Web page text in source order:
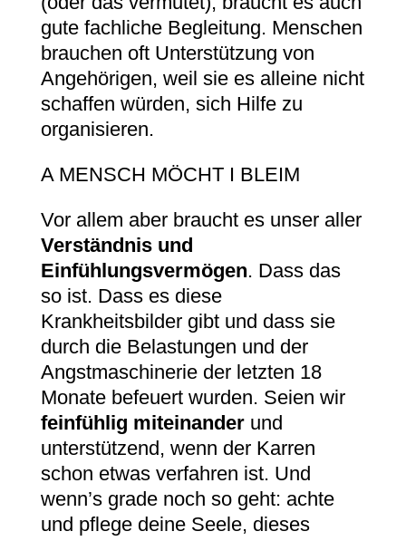
gute fachliche Begleitung. Menschen
brauchen oft Unterstützung von
Angehörigen, weil sie es alleine nicht
schaffen würden, sich Hilfe zu
organisieren.
A MENSCH MÖCHT I BLEIM
Vor allem aber braucht es unser aller
Verständnis und
Einfühlungsvermögen. Dass das
so ist. Dass es diese
Krankheitsbilder gibt und dass sie
durch die Belastungen und der
Angstmaschinerie der letzten 18
Monate befeuert wurden. Seien wir
feinfühlig miteinander und
unterstützend, wenn der Karren
schon etwas verfahren ist. Und
wenn’s grade noch so geht: achte
und pflege deine Seele, dieses